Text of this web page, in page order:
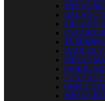
MESAS
SILLAS Y
BAULES Y
MESAS
FUNDAS
MESAS